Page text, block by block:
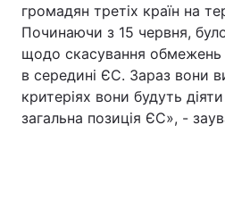
громадян третіх країн на
Починаючи з 15 червня,
щодо скасування обмежень
в середині ЄС. Зараз вони
критеріях вони будуть
загальна позиція ЄС», -